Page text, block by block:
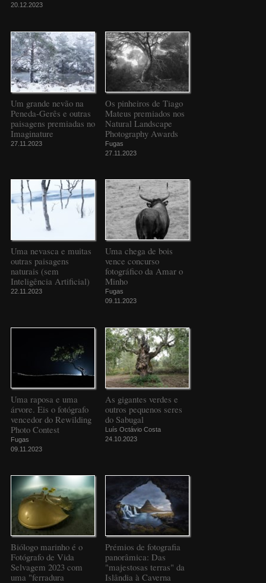
20.12.2023
Um grande nevão na
Peneda-Gerês e outras
paisagens premiadas no
Imaginature
27.11.2023
Os pinheiros de Tiago
Mateus premiados nos
Natural Landscape
Photography Awards
Fugas
27.11.2023
Uma nevasca e muitas
outras paisagens
naturais (sem
Inteligência Artificial)
22.11.2023
Uma chega de bois
vence concurso
fotográfico da Amar o
Minho
Fugas
09.11.2023
Uma raposa e uma
árvore. Eis o fotógrafo
vencedor do Rewilding
Photo Contest
Fugas
09.11.2023
As gigantes verdes e
outros pequenos seres
do Sabugal
Luís Octávio Costa
24.10.2023
Biólogo marinho é o
Fotógrafo de Vida
Selvagem 2023 com
uma "ferradura
Prémios de fotografia
panorâmica: Das
"majestosas terras" da
Islândia à Caverna